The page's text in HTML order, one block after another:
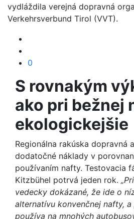
vydláždila verejná dopravná
Verkehrsverbund Tirol (VVT).
0
S rovnakým
ako pri bežnej
ekologickejšie
Regionálna rakúska dopravná
dodatočné náklady v
používaním nafty. Testovacia
Kitzbühel potrvá jeden rok.
vedecky dokázané, že ide o
alternatívu konvenčnej nafty,
používa na mnohých